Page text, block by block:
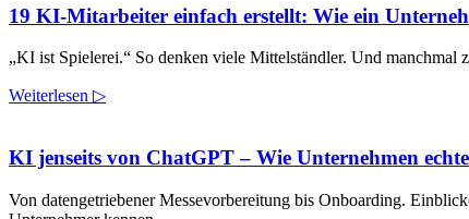
19 KI-Mitarbeiter einfach erstellt: Wie ein
„KI ist Spielerei.“ So denken viele Mittelständler. Und
Weiterlesen ▷
KI jenseits von ChatGPT – Wie Unternehmen
Von datengetriebener Messevorbereitung bis Onboarding.